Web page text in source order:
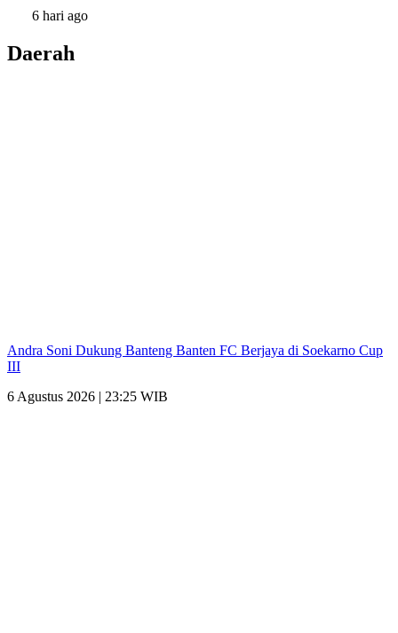
6 hari ago
Daerah
Andra Soni Dukung Banteng Banten FC Berjaya di Soekarno Cup
III
6 Agustus 2026 | 23:25 WIB